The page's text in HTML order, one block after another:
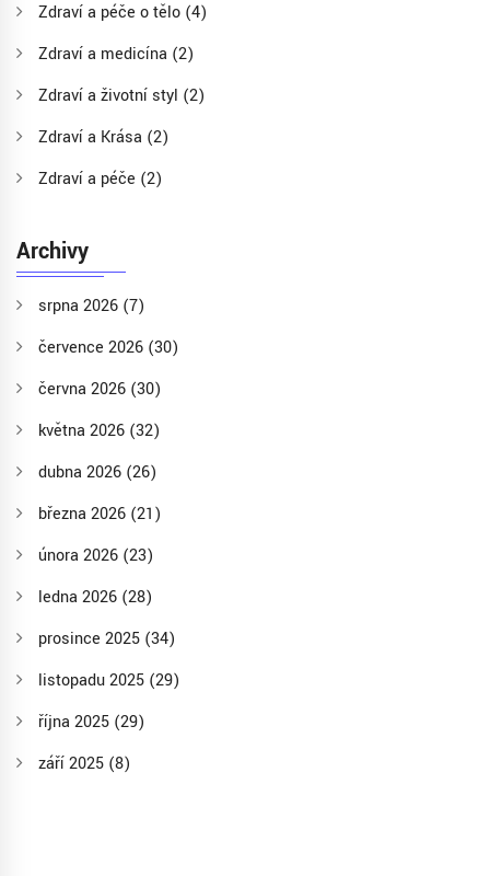
Zdraví a péče o tělo (4)
Zdraví a medicína (2)
Zdraví a životní styl (2)
Zdraví a Krása (2)
Zdraví a péče (2)
Archivy
srpna 2026 (7)
července 2026 (30)
června 2026 (30)
května 2026 (32)
dubna 2026 (26)
března 2026 (21)
února 2026 (23)
ledna 2026 (28)
prosince 2025 (34)
listopadu 2025 (29)
října 2025 (29)
září 2025 (8)